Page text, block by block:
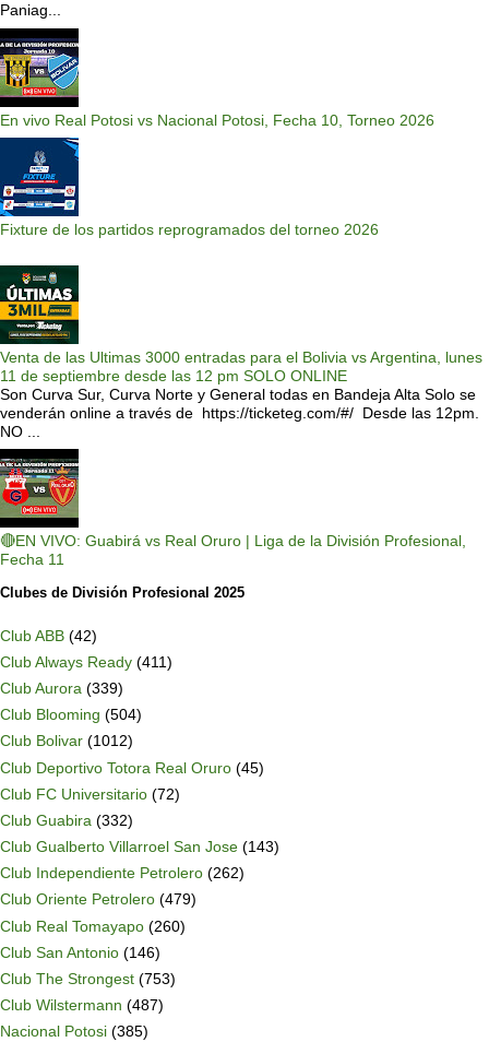
Paniag...
En vivo Real Potosi vs Nacional Potosi, Fecha 10, Torneo 2026
Fixture de los partidos reprogramados del torneo 2026
Venta de las Ultimas 3000 entradas para el Bolivia vs Argentina, lunes
11 de septiembre desde las 12 pm SOLO ONLINE
Son Curva Sur, Curva Norte y General todas en Bandeja Alta Solo se
venderán online a través de https://ticketeg.com/#/ Desde las 12pm.
NO ...
🔴EN VIVO: Guabirá vs Real Oruro | Liga de la División Profesional,
Fecha 11
Clubes de División Profesional 2025
Club ABB (42)
Club Always Ready (411)
Club Aurora (339)
Club Blooming (504)
Club Bolivar (1012)
Club Deportivo Totora Real Oruro (45)
Club FC Universitario (72)
Club Guabira (332)
Club Gualberto Villarroel San Jose (143)
Club Independiente Petrolero (262)
Club Oriente Petrolero (479)
Club Real Tomayapo (260)
Club San Antonio (146)
Club The Strongest (753)
Club Wilstermann (487)
Nacional Potosi (385)